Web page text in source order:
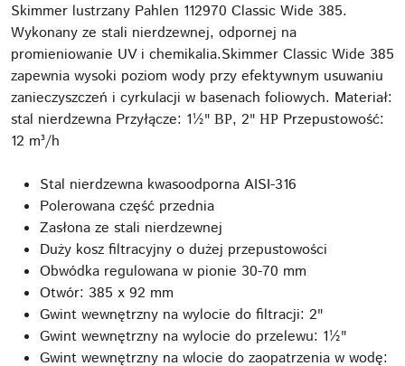
Skimmer lustrzany Pahlen 112970 Classic Wide 385.
Wykonany ze stali nierdzewnej, odpornej na
promieniowanie UV i chemikalia.Skimmer Classic Wide 385
zapewnia wysoki poziom wody przy efektywnym usuwaniu
zanieczyszczeń i cyrkulacji w basenach foliowych. Materiał:
stal nierdzewna Przyłącze: 1½" ВР, 2" НР Przepustowość:
12 m³/h
Stal nierdzewna kwasoodporna AISI-316
Polerowana część przednia
Zasłona ze stali nierdzewnej
Duży kosz filtracyjny o dużej przepustowości
Obwódka regulowana w pionie 30-70 mm
Otwór: 385 x 92 mm
Gwint wewnętrzny na wylocie do filtracji: 2"
Gwint wewnętrzny na wylocie do przelewu: 1½"
Gwint wewnętrzny na wlocie do zaopatrzenia w wodę: